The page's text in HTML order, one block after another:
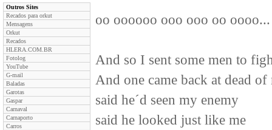
Outros Sites
Recados para orkut
Mensagens
Orkut
Recados
HLERA.COM.BR
Fotolog
YouTube
G-mail
Baladas
Garotas
Gaspar
Carnaval
Carnaporto
Carros
oo oooooo ooo ooo oo oooo...
And so I sent some men to
And one came back at dead
said he´d seen my enemy
said he looked just like me